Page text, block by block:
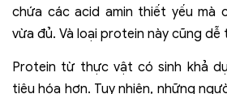
chứa các acid amin thiết yếu mà
vừa đủ. Và loại protein này cũng dễ
Protein từ thực vật có sinh khả
tiêu hóa hơn. Tuy nhiên, những